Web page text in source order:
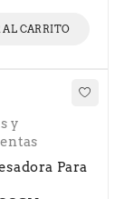
AL CARRITO
y
Para